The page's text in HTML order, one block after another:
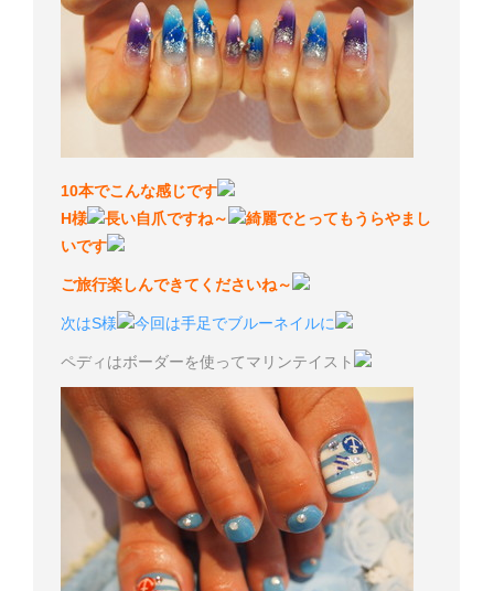
10本でこんな感じです
H様
長い自爪ですね～
綺麗でとってもうらやまし
いです
ご旅行楽しんできてくださいね～
次はS様 今回は手足でブルーネイルに
ペディはボーダーを使ってマリンテイスト